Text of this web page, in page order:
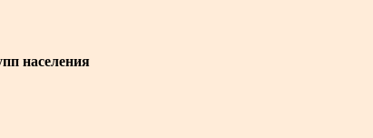
населения